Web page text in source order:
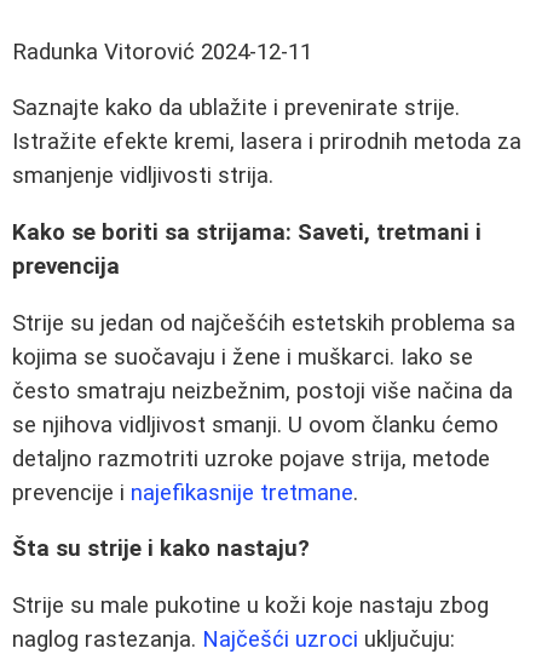
Radunka Vitorović 2024-12-11
Saznajte kako da ublažite i prevenirate strije.
Istražite efekte kremi, lasera i prirodnih metoda za
smanjenje vidljivosti strija.
Kako se boriti sa strijama: Saveti, tretmani i
prevencija
Strije su jedan od najčešćih estetskih problema sa
kojima se suočavaju i žene i muškarci. Iako se
često smatraju neizbežnim, postoji više načina da
se njihova vidljivost smanji. U ovom članku ćemo
detaljno razmotriti uzroke pojave strija, metode
prevencije i najefikasnije tretmane.
Šta su strije i kako nastaju?
Strije su male pukotine u koži koje nastaju zbog
naglog rastezanja. Najčešći uzroci uključuju: